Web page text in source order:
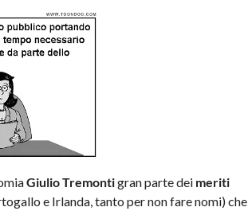
Giulio Tremontigran parte dei meriti
e Irlanda, tanto per non fare nomi) che